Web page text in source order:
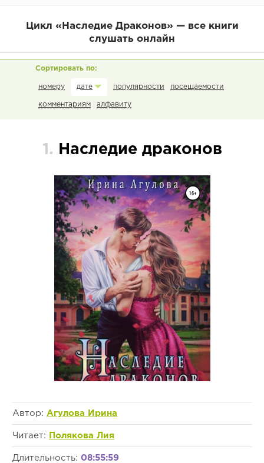
Цикл «Наследие Драконов» — все книги
слушать онлайн
номеру дате популярности посещаемости
комментариям алфавиту
1. Наследие драконов
Автор: Агулова Ирина
Читает: Полякова Лия
Длительность: 08:55:59